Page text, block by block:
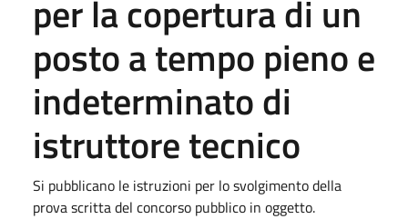
per la copertura di un
posto a tempo pieno e
indeterminato di
istruttore tecnico
Si pubblicano le istruzioni per lo svolgimento della
prova scritta del concorso pubblico in oggetto.